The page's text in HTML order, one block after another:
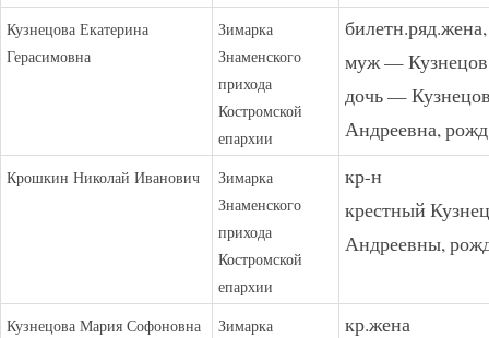
Кузнецова Екатерина
Герасимовна
Зимарка
Знаменского
прихода
Костромской
епархии
муж —
дочь —
Андреевна,
Крошкин Николай Иванович
Зимарка
Знаменского
прихода
Костромской
епархии
кр-н
крестный
Андреевны,
Кузнецова Мария Софоновна
Зимарка
кр.жена